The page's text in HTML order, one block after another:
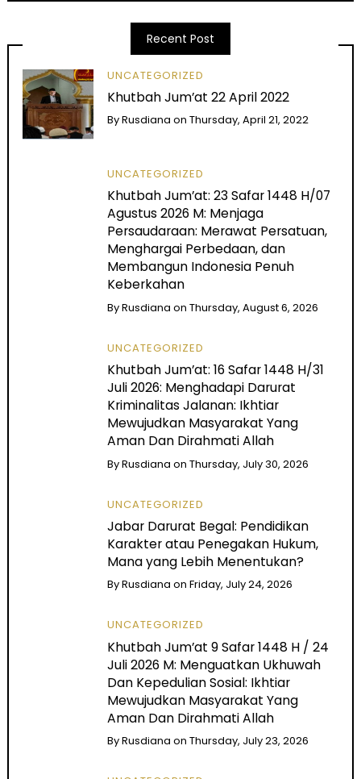
Recent Post
UNCATEGORIZED
Khutbah Jum’at 22 April 2022
ByRusdiana onThursday, April 21, 2022
UNCATEGORIZED
Khutbah Jum’at: 23 Safar 1448 H/07
Agustus 2026 M: Menjaga
Persaudaraan: Merawat Persatuan,
Menghargai Perbedaan, dan
Membangun Indonesia Penuh
Keberkahan
ByRusdiana onThursday, August 6, 2026
UNCATEGORIZED
Khutbah Jum’at: 16 Safar 1448 H/31
Juli 2026: Menghadapi Darurat
Kriminalitas Jalanan: Ikhtiar
Mewujudkan Masyarakat Yang
Aman Dan Dirahmati Allah
ByRusdiana onThursday, July 30, 2026
UNCATEGORIZED
Jabar Darurat Begal: Pendidikan
Karakter atau Penegakan Hukum,
Mana yang Lebih Menentukan?
ByRusdiana onFriday, July 24, 2026
UNCATEGORIZED
Khutbah Jum’at 9 Safar 1448 H / 24
Juli 2026 M: Menguatkan Ukhuwah
Dan Kepedulian Sosial: Ikhtiar
Mewujudkan Masyarakat Yang
Aman Dan Dirahmati Allah
ByRusdiana onThursday, July 23, 2026